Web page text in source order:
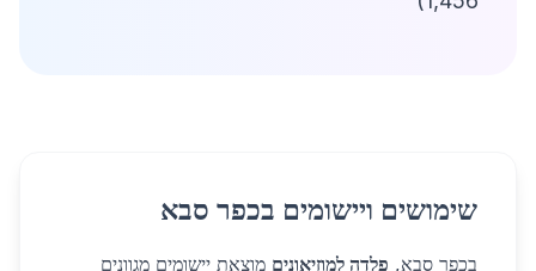
שימושים ויישומים בכפר סבא
בכפר סבא, פלדה למוזיאונים מוצאת יישומים מגוונים